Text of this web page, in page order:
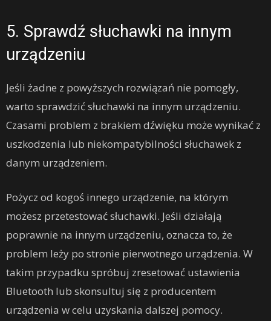
5. Sprawdź słuchawki na innym
urządzeniu
Jeśli żadne z powyższych rozwiązań nie pomogły,
warto sprawdzić słuchawki na innym urządzeniu.
Czasami problem z brakiem dźwięku może wynikać z
uszkodzenia lub niekompatybilności słuchawek z
danym urządzeniem.
Pożycz od kogoś innego urządzenie, na którym
możesz przetestować słuchawki. Jeśli działają
poprawnie na innym urządzeniu, oznacza to, że
problem leży po stronie pierwotnego urządzenia. W
takim przypadku spróbuj zresetować ustawienia
Bluetooth lub skonsultuj się z producentem
urządzenia w celu uzyskania dalszej pomocy.